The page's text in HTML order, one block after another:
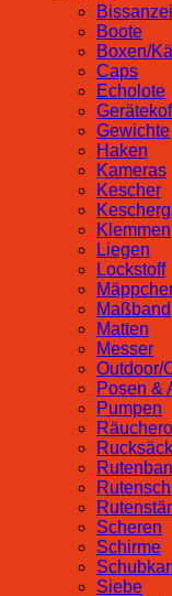
Boote
Boxen/
Caps
Echolote
Gewichte
Haken
Kameras
Kescher
Klemmen
Liegen
Lockstoff
Maßband
Matten
Messer
Outdoor/
Posen &
Pumpen
Scheren
Schirme
Siebe